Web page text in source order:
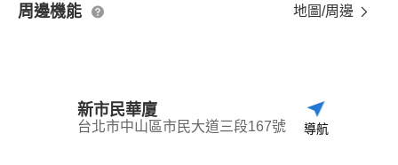
周邊機能 地圖/周邊
新市民華廈
台北市中山區市民大道三段167號 導航